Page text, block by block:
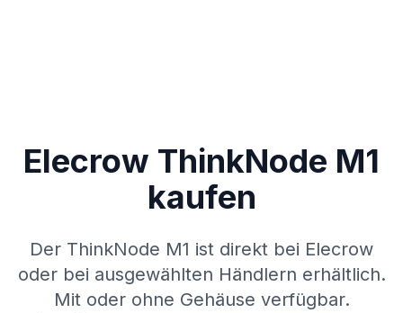
Elecrow ThinkNode M1
kaufen
Der ThinkNode M1 ist direkt bei Elecrow
oder bei ausgewählten Händlern erhältlich.
Mit oder ohne Gehäuse verfügbar.